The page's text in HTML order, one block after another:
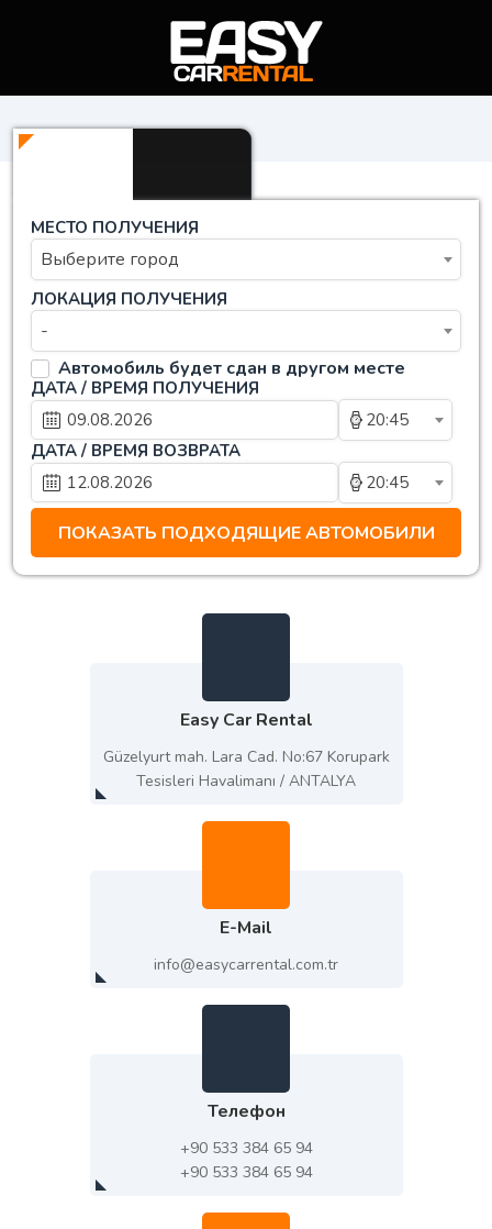
МЕСТО ПОЛУЧЕНИЯ
ЛОКАЦИЯ ПОЛУЧЕНИЯ
Выберите город
-
Автомобиль будет сдан в другом месте
ДАТА / ВРЕМЯ ПОЛУЧЕНИЯ
20:45
ДАТА / ВРЕМЯ ВОЗВРАТА
20:45
Easy Car Rental
Güzelyurt mah. Lara Cad. No:67 Korupark
Tesisleri Havalimanı / ANTALYA
E-Mail
info@easycarrental.com.tr
Телефон
+90 533 384 65 94
+90 533 384 65 94